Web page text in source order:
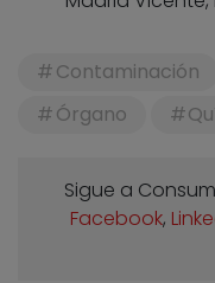
Contaminación
Órgano
Sigue a
Facebook,